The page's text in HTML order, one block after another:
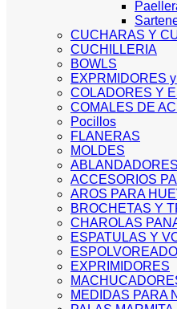
CUCHARAS Y
CUCHILLERIA
BOWLS
EXPRMIDORES
COLADORES Y
COMALES DE
Pocillos
FLANERAS
MOLDES
ABLANDADORES
ACCESORIOS
AROS PARA
BROCHETAS Y
CHAROLAS
ESPATULAS Y
EXPRIMIDORES
MEDIDAS PARA